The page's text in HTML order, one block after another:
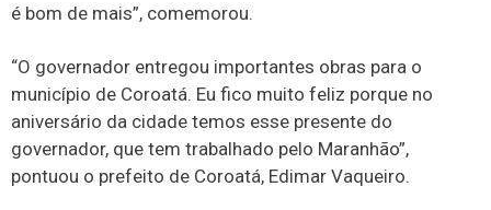
é bom de mais”, comemorou.
“O governador entregou importantes obras para o
município de Coroatá. Eu fico muito feliz porque no
aniversário da cidade temos esse presente do
governador, que tem trabalhado pelo Maranhão”,
pontuou o prefeito de Coroatá, Edimar Vaqueiro.